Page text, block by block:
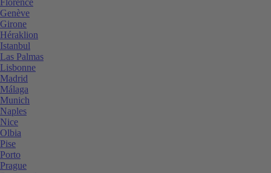
Genève
Girone
Héraklion
Istanbul
Las Palmas
Lisbonne
Madrid
Málaga
Munich
Naples
Nice
Olbia
Pise
Porto
Prague